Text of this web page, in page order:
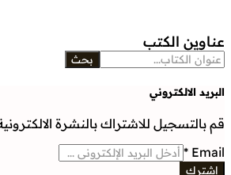
عناوين الكتب
بحث
البريد الالكتروني
قم بالتسجيل للاشتراك بالنشرة
Email
*
إشترك